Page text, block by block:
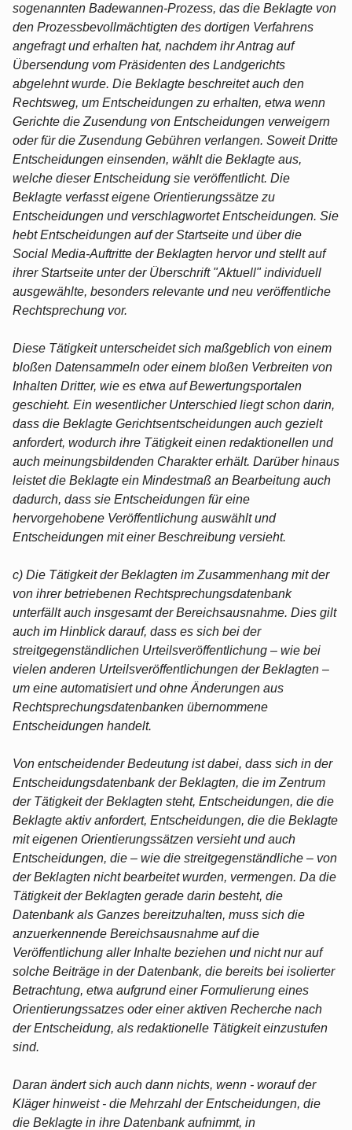
sogenannten Badewannen-Prozess, das die Beklagte von
den Prozessbevollmächtigten des dortigen Verfahrens
angefragt und erhalten hat, nachdem ihr Antrag auf
Übersendung vom Präsidenten des Landgerichts
abgelehnt wurde. Die Beklagte beschreitet auch den
Rechtsweg, um Entscheidungen zu erhalten, etwa wenn
Gerichte die Zusendung von Entscheidungen verweigern
oder für die Zusendung Gebühren verlangen. Soweit Dritte
Entscheidungen einsenden, wählt die Beklagte aus,
welche dieser Entscheidung sie veröffentlicht. Die
Beklagte verfasst eigene Orientierungssätze zu
Entscheidungen und verschlagwortet Entscheidungen. Sie
hebt Entscheidungen auf der Startseite und über die
Social Media-Auftritte der Beklagten hervor und stellt auf
ihrer Startseite unter der Überschrift "Aktuell" individuell
ausgewählte, besonders relevante und neu veröffentliche
Rechtsprechung vor.
Diese Tätigkeit unterscheidet sich maßgeblich von einem
bloßen Datensammeln oder einem bloßen Verbreiten von
Inhalten Dritter, wie es etwa auf Bewertungsportalen
geschieht. Ein wesentlicher Unterschied liegt schon darin,
dass die Beklagte Gerichtsentscheidungen auch gezielt
anfordert, wodurch ihre Tätigkeit einen redaktionellen und
auch meinungsbildenden Charakter erhält. Darüber hinaus
leistet die Beklagte ein Mindestmaß an Bearbeitung auch
dadurch, dass sie Entscheidungen für eine
hervorgehobene Veröffentlichung auswählt und
Entscheidungen mit einer Beschreibung versieht.
c) Die Tätigkeit der Beklagten im Zusammenhang mit der
von ihrer betriebenen Rechtsprechungsdatenbank
unterfällt auch insgesamt der Bereichsausnahme. Dies gilt
auch im Hinblick darauf, dass es sich bei der
streitgegenständlichen Urteilsveröffentlichung – wie bei
vielen anderen Urteilsveröffentlichungen der Beklagten –
um eine automatisiert und ohne Änderungen aus
Rechtsprechungsdatenbanken übernommene
Entscheidungen handelt.
Von entscheidender Bedeutung ist dabei, dass sich in der
Entscheidungsdatenbank der Beklagten, die im Zentrum
der Tätigkeit der Beklagten steht, Entscheidungen, die die
Beklagte aktiv anfordert, Entscheidungen, die die Beklagte
mit eigenen Orientierungssätzen versieht und auch
Entscheidungen, die – wie die streitgegenständliche – von
der Beklagten nicht bearbeitet wurden, vermengen. Da die
Tätigkeit der Beklagten gerade darin besteht, die
Datenbank als Ganzes bereitzuhalten, muss sich die
anzuerkennende Bereichsausnahme auf die
Veröffentlichung aller Inhalte beziehen und nicht nur auf
solche Beiträge in der Datenbank, die bereits bei isolierter
Betrachtung, etwa aufgrund einer Formulierung eines
Orientierungssatzes oder einer aktiven Recherche nach
der Entscheidung, als redaktionelle Tätigkeit einzustufen
sind.
Daran ändert sich auch dann nichts, wenn - worauf der
Kläger hinweist - die Mehrzahl der Entscheidungen, die
die Beklagte in ihre Datenbank aufnimmt, in